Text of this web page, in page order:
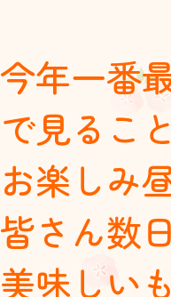
今年一番
で見るこ
お楽しみ
皆さん数
美味しい